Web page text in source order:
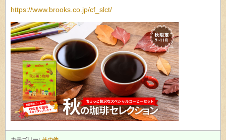
https://www.brooks.co.jp/cf_slct/